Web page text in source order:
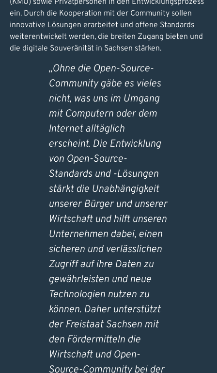
(KMU) sowie Privatpersonen in den Entwicklungsprozess
ein. Durch die Kooperation mit der Community sollen
innovative Lösungen erarbeitet und offene Standards
weiterentwickelt werden, die breiten Zugang bieten und
die digitale Souveränität in Sachsen stärken.
„Ohne die Open-Source-
Community gäbe es vieles
nicht, was uns im Umgang
mit Computern oder dem
Internet alltäglich
erscheint. Die Entwicklung
von Open-Source-
Standards und -Lösungen
stärkt die Unabhängigkeit
unserer Bürger und unserer
Wirtschaft und hilft unseren
Unternehmen dabei, einen
sicheren und verlässlichen
Zugriff auf ihre Daten zu
gewährleisten und neue
Technologien nutzen zu
können. Daher unterstützt
der Freistaat Sachsen mit
den Fördermitteln die
Wirtschaft und Open-
Source-Community bei der